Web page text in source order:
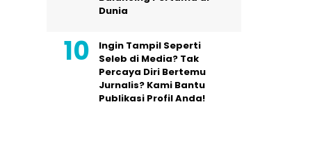
Dunia
Ingin Tampil Seperti
Seleb di Media? Tak
Percaya Diri Bertemu
Jurnalis? Kami Bantu
Publikasi Profil Anda!